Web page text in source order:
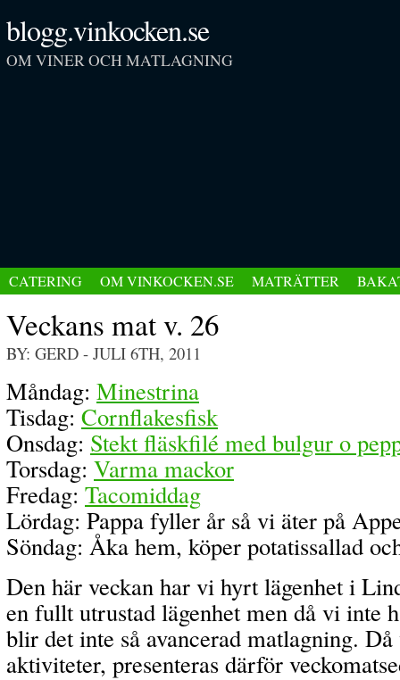
blogg.vinkocken.se
OM VINER OCH MATLAGNING
CATERING OM VINKOCKEN.SE MATRÄTTER
Veckans mat v. 26
BY: GERD - JULI 6TH, 2011
Måndag: Minestrina
Tisdag: Cornflakesfisk
Onsdag: Stekt fläskfilé med bulgur o
Torsdag: Varma mackor
Fredag: Tacomiddag
Lördag: Pappa fyller år så vi äter på
Söndag: Åka hem, köper potatissallad
Den här veckan har vi hyrt lägenhet i
en fullt utrustad lägenhet men då vi inte
blir det inte så avancerad matlagning.
aktiviteter, presenteras därför